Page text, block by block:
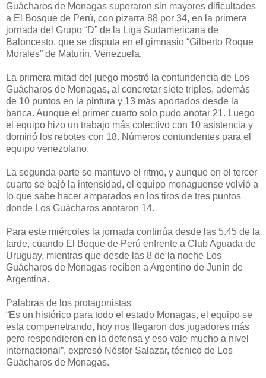
Guácharos de Monagas superaron sin mayores dificultades
a El Bosque de Perú, con pizarra 88 por 34, en la primera
jornada del Grupo “D” de la Liga Sudamericana de
Baloncesto, que se disputa en el gimnasio “Gilberto Roque
Morales” de Maturín, Venezuela.
La primera mitad del juego mostró la contundencia de Los
Guácharos de Monagas, al concretar siete triples, además
de 10 puntos en la pintura y 13 más aportados desde la
banca. Aunque el primer cuarto solo pudo anotar 21. Luego
el equipo hizo un trabajo más colectivo con 10 asistencia y
dominó los rebotes con 18. Números contundentes para el
equipo venezolano.
La segunda parte se mantuvo el ritmo, y aunque en el tercer
cuarto se bajó la intensidad, el equipo monaguense volvió a
lo que sabe hacer amparados en los tiros de tres puntos
donde Los Guácharos anotaron 14.
Para este miércoles la jornada continúa desde las 5.45 de la
tarde, cuando El Boque de Perú enfrente a Club Aguada de
Uruguay, mientras que desde las 8 de la noche Los
Guácharos de Monagas reciben a Argentino de Junín de
Argentina.
Palabras de los protagonistas
“Es un histórico para todo el estado Monagas, el equipo se
esta compenetrando, hoy nos llegaron dos jugadores más
pero respondieron en la defensa y eso vale mucho a nivel
internacional”, expresó Néstor Salazar, técnico de Los
Guácharos de Monagas.